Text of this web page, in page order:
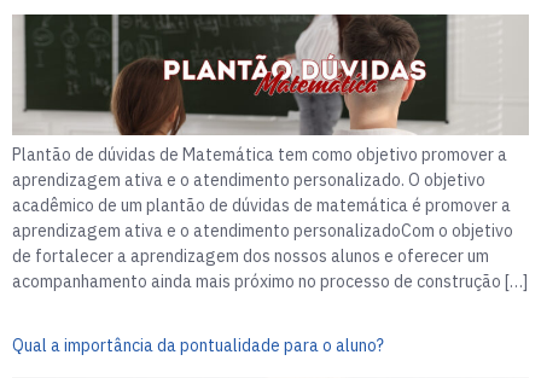
Plantão de dúvidas de Matemática tem como objetivo promover a
aprendizagem ativa e o atendimento personalizado. O objetivo
acadêmico de um plantão de dúvidas de matemática é promover a
aprendizagem ativa e o atendimento personalizadoCom o objetivo
de fortalecer a aprendizagem dos nossos alunos e oferecer um
acompanhamento ainda mais próximo no processo de construção […]
Qual a importância da pontualidade para o aluno?